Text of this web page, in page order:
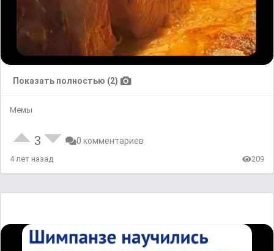
Показать полностью (2)
Мемы
3 0 комментариев
4 лет назад 209